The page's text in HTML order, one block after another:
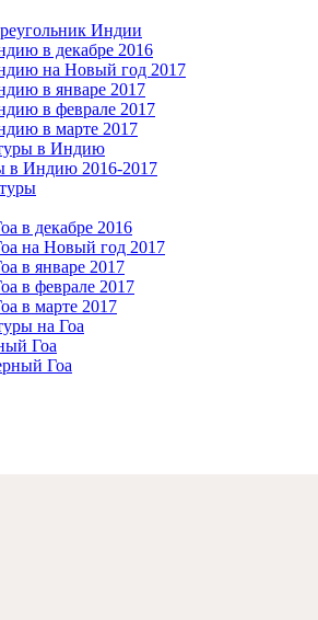
Индии
в декабре 2016
на Новый год 2017
в январе 2017
в феврале 2017
в марте 2017
в Индию
в Индию 2016-2017
в декабре 2016
на Новый год 2017
в январе 2017
в феврале 2017
в марте 2017
на Гоа
Гоа
Гоа